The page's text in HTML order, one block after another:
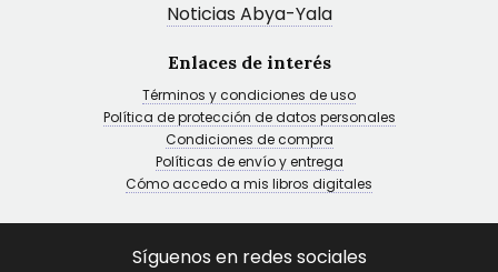
Noticias Abya-Yala
Enlaces de interés
Términos y condiciones de uso
Política de protección de datos personales
Condiciones de compra
Políticas de envío y entrega
Cómo accedo a mis libros digitales
Síguenos en redes sociales